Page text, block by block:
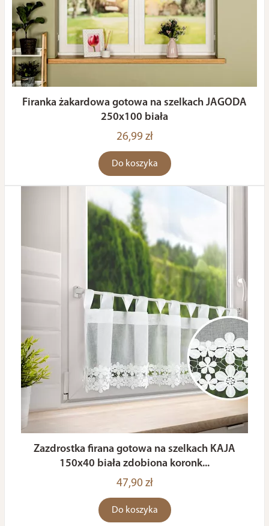
Firanka żakardowa gotowa na szelkach JAGODA
250x100 biała
26,99 zł
Do koszyka
Zazdrostka firana gotowa na szelkach KAJA
150x40 biała zdobiona koronk...
47,90 zł
Do koszyka